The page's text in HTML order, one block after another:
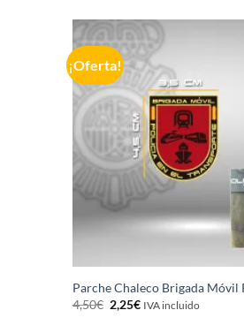
¡Oferta!
Parche Chaleco Brigada Móvil
4,50€ El
precio
2,25€ElIVA incluido